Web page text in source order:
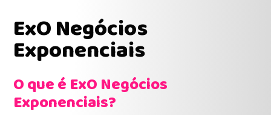
ExO Negócios
Exponenciais
O que é ExO Negócios
Exponenciais?